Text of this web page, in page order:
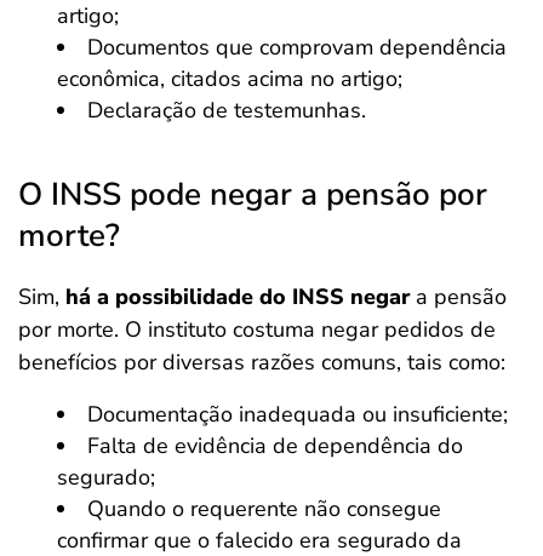
artigo;
Documentos que comprovam dependência
econômica, citados acima no artigo;
Declaração de testemunhas.
O INSS pode negar a pensão por
morte?
Sim, há a possibilidade do INSS negara pensão
por morte. O instituto costuma negar pedidos de
benefícios por diversas razões comuns, tais como:
Documentação inadequada ou insuficiente;
Falta de evidência de dependência do
segurado;
Quando o requerente não consegue
confirmar que o falecido era segurado da